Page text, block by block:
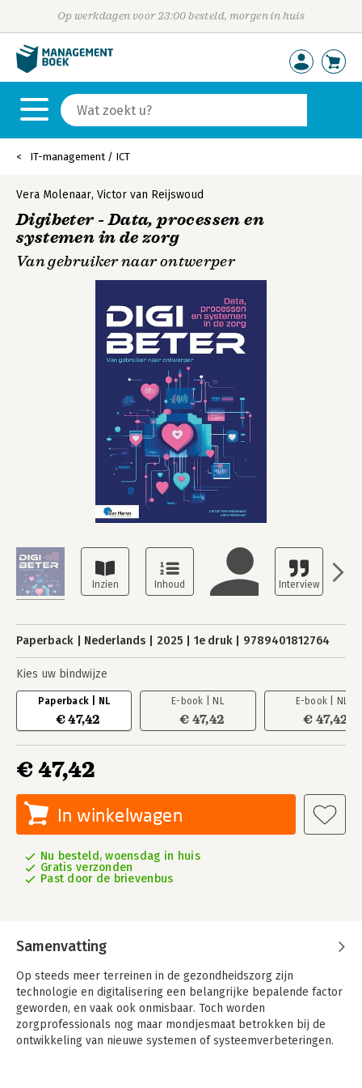
Op werkdagen voor 23:00 besteld, morgen in huis
IT-management / ICT
Vera Molenaar, Victor van Reijswoud
Digibeter - Data, processen en
systemen in de zorg
Van gebruiker naar ontwerper
Paperback Nederlands 2025 1e druk 9789401812764
Kies uw bindwijze
Paperback | NL
€ 47,42
E-book | NL
€ 47,42
E-book | NL
€ 47,42
€ 47,42
In winkelwagen
Nu besteld, woensdag in huis
Gratis verzonden
Past door de brievenbus
Samenvatting
Op steeds meer terreinen in de gezondheidszorg zijn
technologie en digitalisering een belangrijke bepalende factor
geworden, en vaak ook onmisbaar. Toch worden
zorgprofessionals nog maar mondjesmaat betrokken bij de
ontwikkeling van nieuwe systemen of systeemverbeteringen.